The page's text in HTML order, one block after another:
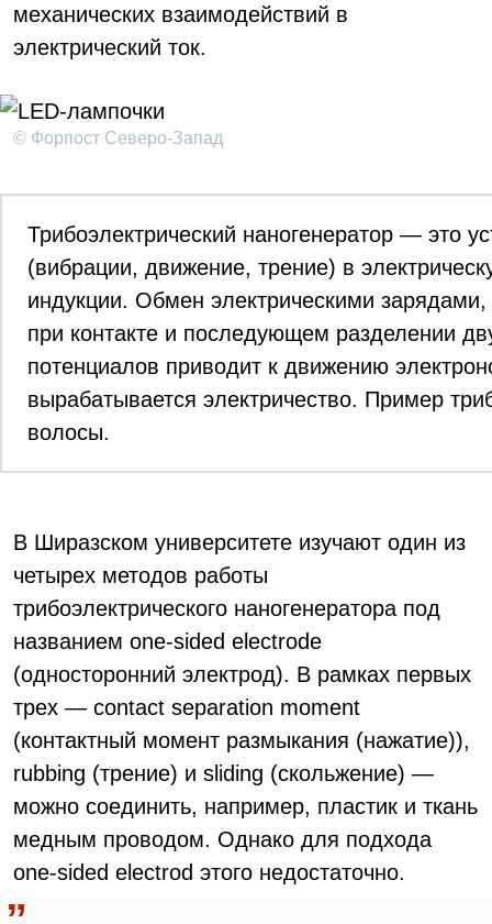
механических взаимодействий в
электрический ток.
© Форпост Северо-Запад
Трибоэлектрический наногенератор — это
(вибрации, движение, трение) в
индукции. Обмен электрическими
при контакте и последующем разделении
потенциалов приводит к движению
вырабатывается электричество. Пример
волосы.
В Ширазском университете изучают один из
четырех методов работы
трибоэлектрического наногенератора под
названием one-sided electrode
(односторонний электрод). В рамках первых
трех — contact separation moment
(контактный момент размыкания (нажатие)),
rubbing (трение) и sliding (скольжение) —
можно соединить, например, пластик и ткань
медным проводом. Однако для подхода
one-sided electrod этого недостаточно.